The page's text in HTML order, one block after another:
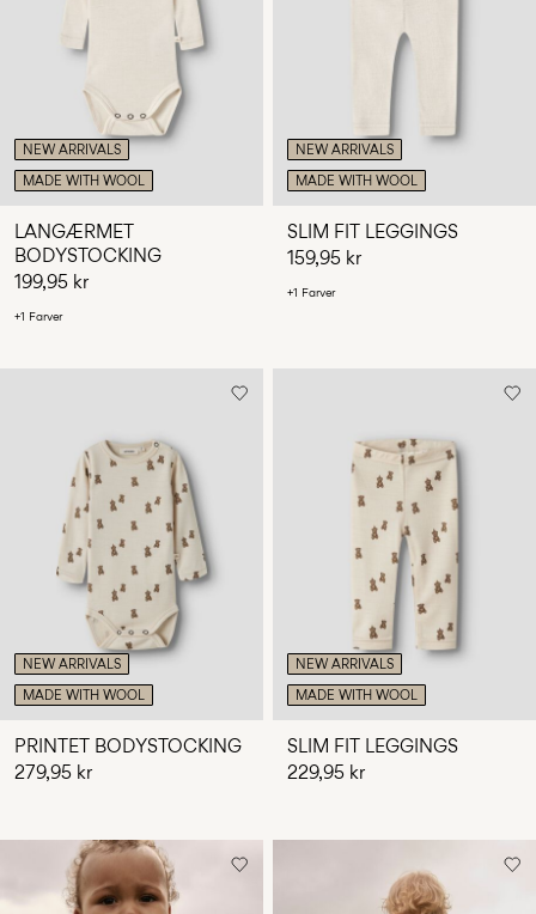
os
Danmark
dansk
NEW ARRIVALS
MADE WITH WOOL
LANGÆRMET
BODYSTOCKING
199,95 kr
+1 Farver
NEW ARRIVALS
MADE WITH WOOL
SLIM FIT LEGGINGS
159,95 kr
+1 Farver
NEW ARRIVALS
MADE WITH WOOL
PRINTET BODYSTOCKING
279,95 kr
NEW ARRIVALS
MADE WITH WOOL
SLIM FIT LEGGINGS
229,95 kr